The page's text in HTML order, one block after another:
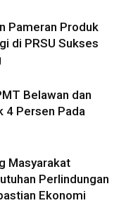
Pameran Produk
di PRSU Sukses
Belawan dan
4 Persen Pada
Masyarakat
Perlindungan
Ekonomi